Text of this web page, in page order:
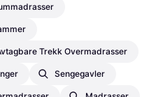
Trekk Overmadrasser
Sengegavler